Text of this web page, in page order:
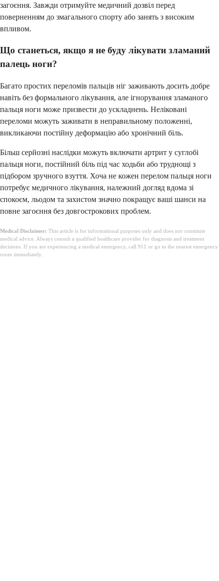
загоєння. Завжди отримуйте медичний дозвіл перед
поверненням до змагального спорту або занять з високим
впливом.
Що станеться, якщо я не буду лікувати зламаний
палець ноги?
Багато простих переломів пальців ніг заживають досить добре
навіть без формального лікування, але ігнорування зламаного
пальця ноги може призвести до ускладнень. Неліковані
переломи можуть заживати в неправильному положенні,
викликаючи постійну деформацію або хронічний біль.
Більш серйозні наслідки можуть включати артрит у суглобі
пальця ноги, постійний біль під час ходьби або труднощі з
підбором зручного взуття. Хоча не кожен перелом пальця ноги
потребує медичного лікування, належний догляд вдома зі
спокоєм, льодом та захистом значно покращує ваші шанси на
повне загоєння без довгострокових проблем.
Medical Disclaimer: This article is for informational purposes only and does not constitute
medical advice. Always consult a qualified healthcare provider for diagnosis and treatment
decisions. If you are experiencing a medical emergency, call 911 or go to the nearest emergency
room immediately.